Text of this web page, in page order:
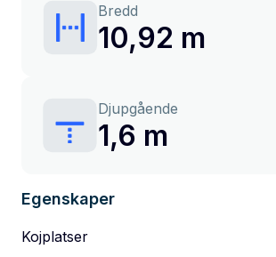
Bredd
10,92 m
Djupgående
1,6 m
Egenskaper
Kojplatser